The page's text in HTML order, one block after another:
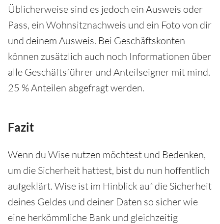
Üblicherweise sind es jedoch ein Ausweis oder
Pass, ein Wohnsitznachweis und ein Foto von dir
und deinem Ausweis. Bei Geschäftskonten
können zusätzlich auch noch Informationen über
alle Geschäftsführer und Anteilseigner mit mind.
25 % Anteilen abgefragt werden.
Fazit
Wenn du Wise nutzen möchtest und Bedenken,
um die Sicherheit hattest, bist du nun hoffentlich
aufgeklärt. Wise ist im Hinblick auf die Sicherheit
deines Geldes und deiner Daten so sicher wie
eine herkömmliche Bank und gleichzeitig